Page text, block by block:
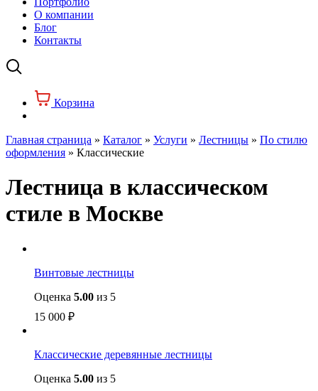
О компании
Блог
Контакты
Корзина
Главная страница » Каталог » Услуги » Лестницы » По стилю
оформления » Классические
Лестница в классическом
стиле в Москве
Винтовые лестницы
Оценка 5.00 из 5
15 000 ₽
Классические деревянные лестницы
Оценка 5.00 из 5